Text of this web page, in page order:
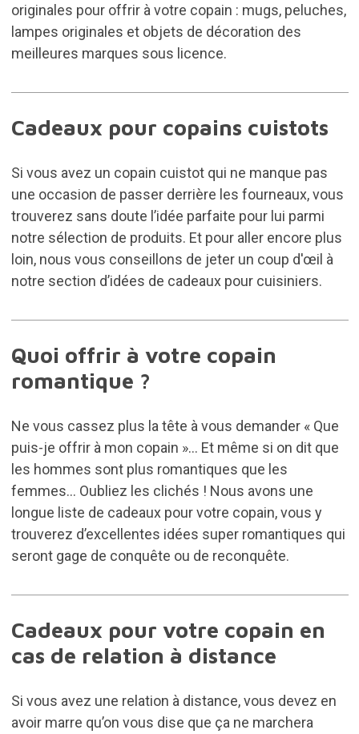
originales pour offrir à votre copain : mugs, peluches,
lampes originales et objets de décoration des
meilleures marques sous licence.
Cadeaux pour copains cuistots
Si vous avez un copain cuistot qui ne manque pas
une occasion de passer derrière les fourneaux, vous
trouverez sans doute l’idée parfaite pour lui parmi
notre sélection de produits. Et pour aller encore plus
loin, nous vous conseillons de jeter un coup d'œil à
notre section d’idées de cadeaux pour cuisiniers.
Quoi offrir à votre copain
romantique ?
Ne vous cassez plus la tête à vous demander « Que
puis-je offrir à mon copain »... Et même si on dit que
les hommes sont plus romantiques que les
femmes... Oubliez les clichés ! Nous avons une
longue liste de cadeaux pour votre copain, vous y
trouverez d’excellentes idées super romantiques qui
seront gage de conquête ou de reconquête.
Cadeaux pour votre copain en
cas de relation à distance
Si vous avez une relation à distance, vous devez en
avoir marre qu’on vous dise que ça ne marchera